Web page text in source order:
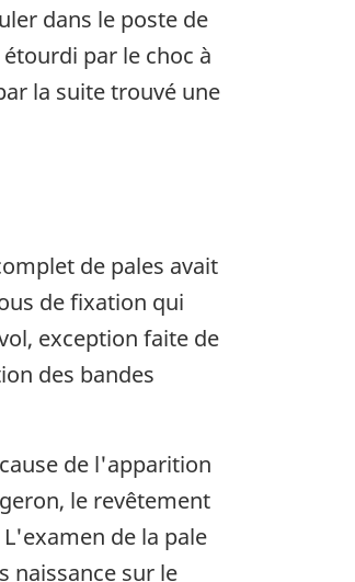
dans le poste de
par le choc à
la suite trouvé une
de pales avait
de fixation qui
exception faite de
des bandes
de l'apparition
le revêtement
de la pale
naissance sur le